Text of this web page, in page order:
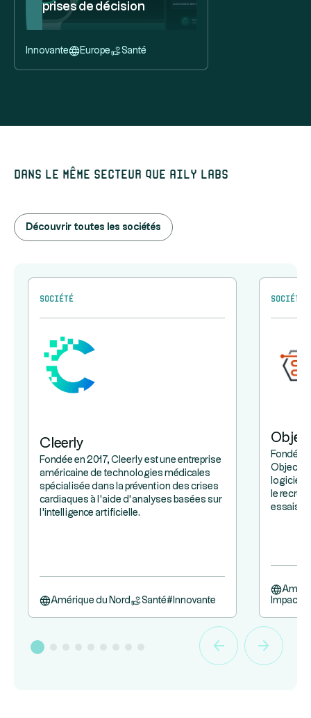
prises de décision
Innovante Europe Santé
Dans le même secteur que Aily Labs
Découvrir toutes les sociétés
Société
Cleerly
Fondée en 2017, Cleerly est une entreprise
américaine de technologies médicales
spécialisée dans la prévention des crises
cardiaques à l'aide d’analyses basées sur
l'intelligence artificielle.
Amérique du Nord Santé# Innovante
Société
Fondée
le
essais
Impact